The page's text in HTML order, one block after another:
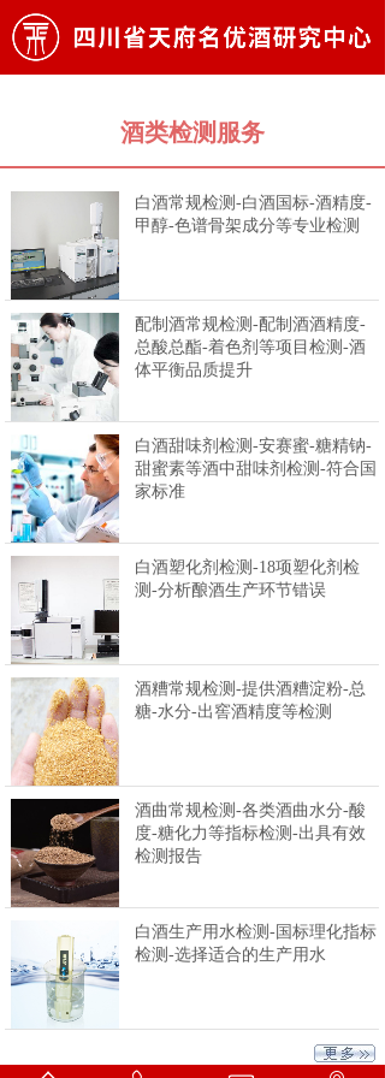
酒类检测服务
白酒常规检测-白酒国标-酒精度-
甲醇-色谱骨架成分等专业检测
配制酒常规检测-配制酒酒精度-
总酸总酯-着色剂等项目检测-酒
体平衡品质提升
白酒甜味剂检测-安赛蜜-糖精钠-
甜蜜素等酒中甜味剂检测-符合国
家标准
白酒塑化剂检测-18项塑化剂检
测-分析酿酒生产环节错误
酒糟常规检测-提供酒糟淀粉-总
糖-水分-出窖酒精度等检测
酒曲常规检测-各类酒曲水分-酸
度-糖化力等指标检测-出具有效
检测报告
白酒生产用水检测-国标理化指标
检测-选择适合的生产用水